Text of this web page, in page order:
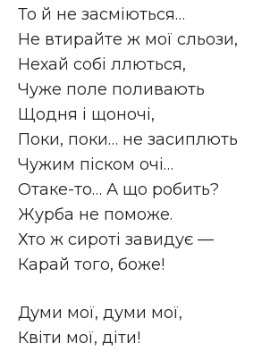
То й не засміються…
Не втирайте ж мої сльози,
Нехай собі ллються,
Чуже поле поливають
Щодня і щоночі,
Поки, поки… не засиплють
Чужим піском очі…
Отаке-то… А що робить?
Журба не поможе.
Хто ж сироті завидує —
Карай того, боже!
Думи мої, думи мої,
Квіти мої, діти!